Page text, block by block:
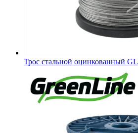
Трос стальной оцинкованный GL